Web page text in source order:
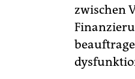
zwischen